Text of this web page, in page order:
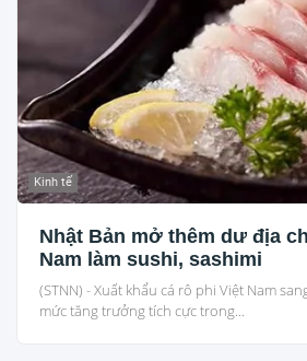
Kinh tế
Nhật Bản mở thêm dư địa
Nam làm sushi, sashimi
(STNN) - Xuất khẩu cá rô phi Việt Nam
mức tăng trưởng tích cực trong...